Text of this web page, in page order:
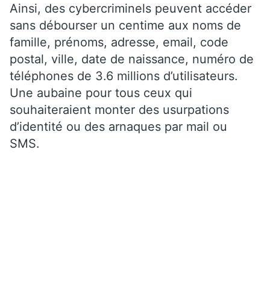
Ainsi, des cybercriminels peuvent accéder
sans débourser un centime aux noms de
famille, prénoms, adresse, email, code
postal, ville, date de naissance, numéro de
téléphones de 3.6 millions d’utilisateurs.
Une aubaine pour tous ceux qui
souhaiteraient monter des usurpations
d’identité ou des arnaques par mail ou
SMS.